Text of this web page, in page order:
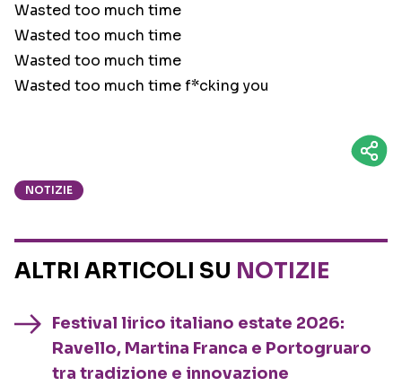
Wasted too much time
Wasted too much time
Wasted too much time
Wasted too much time f*cking you
NOTIZIE
ALTRI ARTICOLI SU NOTIZIE
Festival lirico italiano estate 2026:
Ravello, Martina Franca e Portogruaro
tra tradizione e innovazione